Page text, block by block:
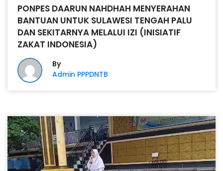
PONPES DAARUN NAHDHAH MENYERAHAN
BANTUAN UNTUK SULAWESI TENGAH PALU
DAN SEKITARNYA MELALUI IZI (INISIATIF
ZAKAT INDONESIA)
By
Admin PPPDNTB